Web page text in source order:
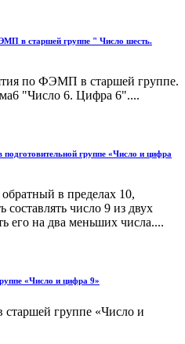
в старшей группе " Число шесть.
по ФЭМП в старшей группе.
"Число 6. Цифра 6"....
группе «Число и цифра
в пределах 10,
составлять число 9 из двух
его на два меньших числа....
«Число и цифра 9»
группе «Число и